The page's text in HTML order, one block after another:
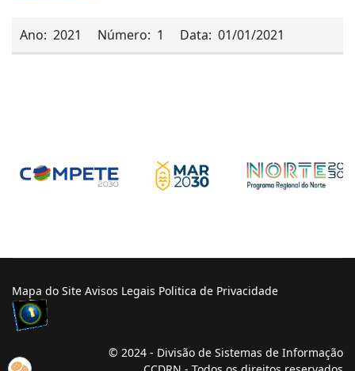
Ano: 2021 Número: 1 Data: 01/01/2021
Mapa do Site Avisos Legais Politica de Privacidade
© 2024 - Divisão de Sistemas de Informação